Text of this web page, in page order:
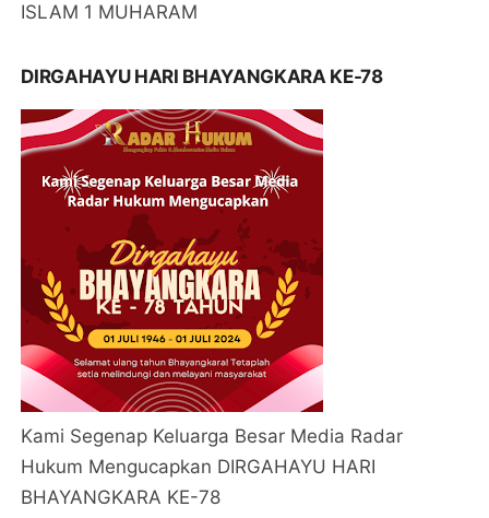
ISLAM 1 MUHARAM
DIRGAHAYU HARI BHAYANGKARA KE-78
Kami Segenap Keluarga Besar Media Radar
Hukum Mengucapkan DIRGAHAYU HARI
BHAYANGKARA KE-78